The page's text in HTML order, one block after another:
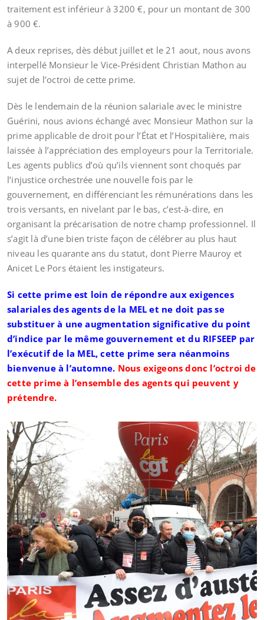
traitement est inférieur à 3200 €, pour un montant de 300
à 900 €.
A deux reprises, dès début juillet et le 21 aout, nous avons
interpellé Monsieur le Vice-Président Christian Mathon au
sujet de l’octroi de cette prime.
Dès le lendemain de la réunion salariale avec le ministre
Guérini, nous avions échangé avec Monsieur Mathon sur la
prime applicable de droit pour l’État et l’Hospitalière, mais
laissée à l’appréciation des employeurs pour la Territoriale.
Les agents publics d’où qu’ils viennent sont choqués par
l’injustice orchestrée une nouvelle fois par le
gouvernement, en différenciant les rémunérations dans les
trois versants, en nivelant par le bas, c’est-à-dire, en
organisant la précarisation de notre champ professionnel. Il
s’agit là d’une bien triste façon de célébrer au plus haut
niveau les quarante ans du statut, dont Pierre Mauroy et
Anicet Le Pors étaient les instigateurs.
Si cette prime est loin de répondre aux exigences
salariales des agents de la MEL et ne doit pas se
substituer à une augmentation significative du point
d’indice par le même gouvernement et du RIFSEEP par
l’exécutif de la MEL, cette prime sera néanmoins
bienvenue à l’automne. Nous exigeons donc l’octroi de
cette prime à l’ensemble des agents qui peuvent y
prétendre.